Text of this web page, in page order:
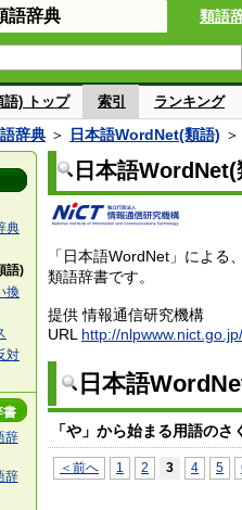
語辞典 類語
語) トップ 索引 ランキング
辞典 ＞ 日本語WordNet(類語)
日本語WordNet(
「日本語WordNet」による
類語辞書です。
提供 情報通信研究機構
URL http://
日本語
「や」から始まる用語のさ
＜前へ 1 2 3 4 5
典
語)
換
対
書
辞
辞